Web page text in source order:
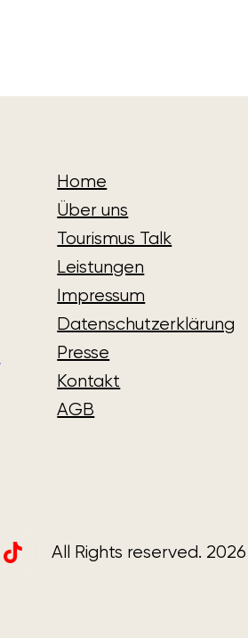
Home
Über uns
Tourismus Talk
Leistungen
Impressum
Datenschutzerklärung
Presse
Kontakt
AGB
All Rights reserved. 2026